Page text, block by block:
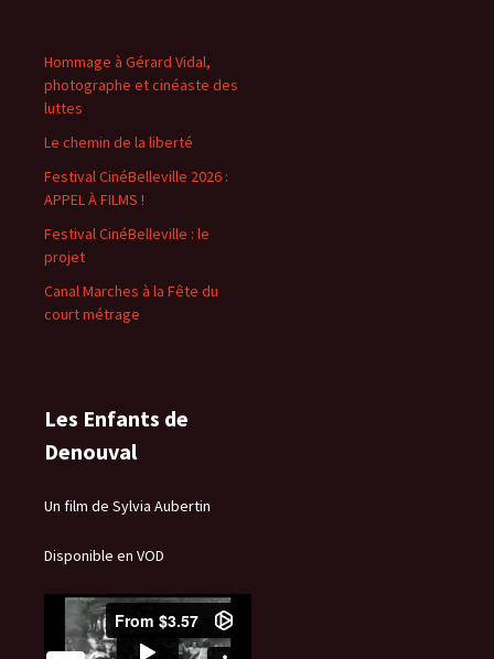
Hommage à Gérard Vidal,
photographe et cinéaste des
luttes
Le chemin de la liberté
Festival CinéBelleville 2026 :
APPEL À FILMS !
Festival CinéBelleville : le
projet
Canal Marches à la Fête du
court métrage
Les Enfants de
Denouval
Un film de Sylvia Aubertin
Disponible en VOD